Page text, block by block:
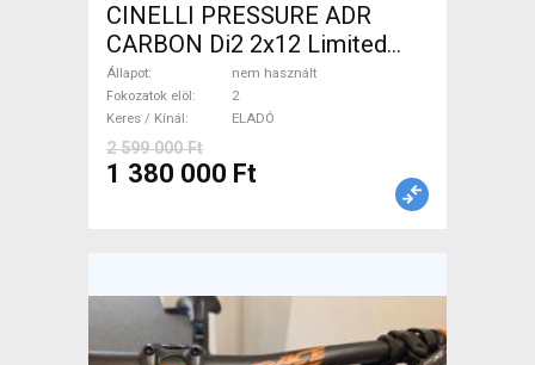
CINELLI PRESSURE ADR
CARBON Di2 2x12 Limited
1of50 0km ÚJ! Országúti
tárcsafék nem használt
ELADÓ
Állapot
nem használt
Fokozatok elöl
2
Keres / Kínál
ELADÓ
2 599 000 Ft
1 380 000 Ft